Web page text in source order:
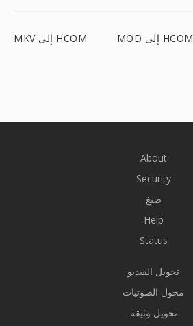
MKV إلى HCOM MOD إلى HCOM
About
Security
صيغ
Help
Status
تحويل الفيديو
محول الصوتيات
تحويل وثيقة